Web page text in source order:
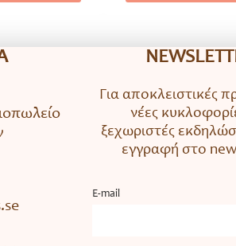
Για αποκλειστικές
νέες
ξεχωριστές
εγγραφή στο
Ε-mail